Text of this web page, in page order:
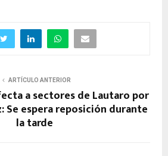
ARTÍCULO ANTERIOR
a sectores de Lautaro por
espera reposición durante
la tarde